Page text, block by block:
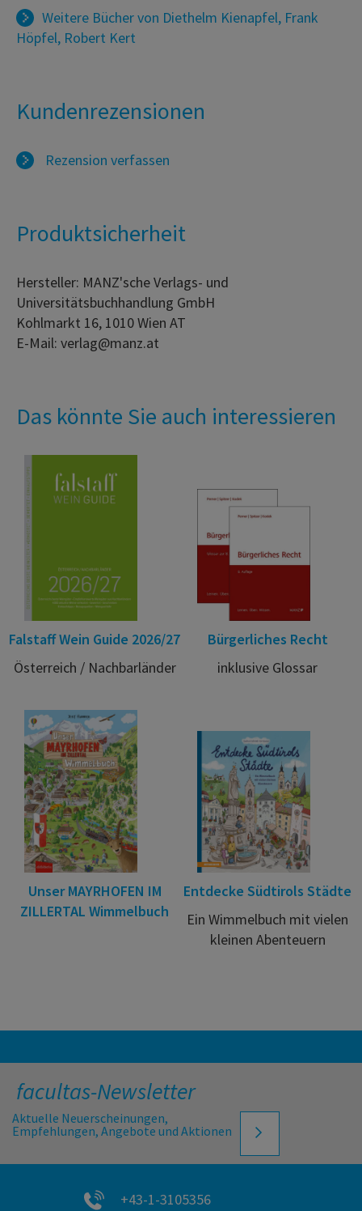
Weitere Bücher von Diethelm Kienapfel, Frank
Höpfel, Robert Kert
Kundenrezensionen
Rezension verfassen
Produktsicherheit
Hersteller: MANZ'sche Verlags- und
Universitätsbuchhandlung GmbH
Kohlmarkt 16, 1010 Wien AT
E-Mail: verlag@manz.at
Das könnte Sie auch interessieren
Falstaff Wein Guide 2026/27
Österreich / Nachbarländer
Bürgerliches Recht
inklusive Glossar
Unser MAYRHOFEN IM
ZILLERTAL Wimmelbuch
Entdecke Südtirols Städte
Ein Wimmelbuch mit vielen
kleinen Abenteuern
facultas-Newsletter
Aktuelle Neuerscheinungen,
Empfehlungen, Angebote und Aktionen
+43-1-3105356